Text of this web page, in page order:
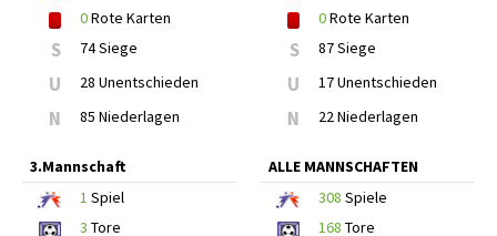
0Rote Karten
S 74 Siege
U 28 Unentschieden
N 85 Niederlagen
0Rote Karten
S 87 Siege
U 17 Unentschieden
N 22 Niederlagen
3.Mannschaft
1 Spiel
3 Tore
ALLE MANNSCHAFTEN
308 Spiele
168 Tore